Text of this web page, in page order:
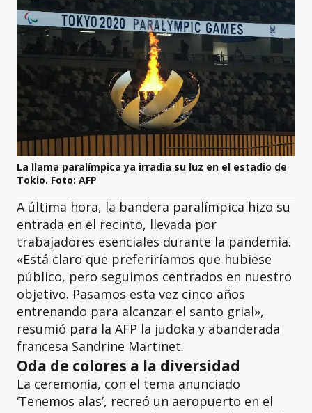
La llama paralímpica ya irradia su luz en el estadio de
Tokio. Foto: AFP
A última hora, la bandera paralímpica hizo su
entrada en el recinto, llevada por
trabajadores esenciales durante la pandemia.
«Está claro que preferiríamos que hubiese
público, pero seguimos centrados en nuestro
objetivo. Pasamos esta vez cinco años
entrenando para alcanzar el santo grial»,
resumió para la AFP la judoka y abanderada
francesa Sandrine Martinet.
Oda de colores a la diversidad
La ceremonia, con el tema anunciado
‘Tenemos alas’, recreó un aeropuerto en el